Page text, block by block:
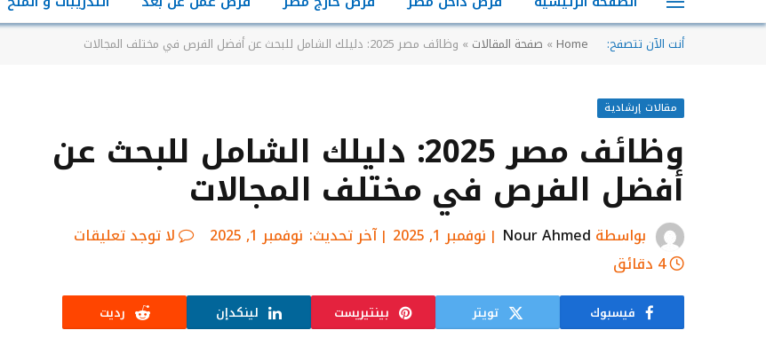
أنت الآن تتصفح: Home
» صفحة المقالات » وظائف مصر 2025: دليلك الشامل للبحث عن أفضل الفرص في مختلف المجالات
مقالات إرشادية
وظائف مصر 2025: دليلك الشامل للبحث عن
أفضل الفرص في مختلف المجالات
بواسطة Nour Ahmed نوفمبر 1, 2025 آخر تحديث: نوفمبر 1, 2025
لا توجد تعليقات
4 دقائق
فيسبوك تويتر بينتيريست لينكدإن رديت